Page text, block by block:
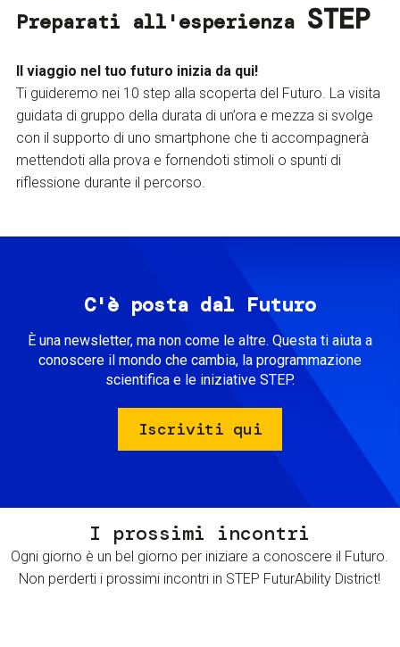
Preparati all'esperienza STEP
Il viaggio nel tuo futuro inizia da qui!
Ti guideremo nei 10 step alla scoperta del Futuro. La visita
guidata di gruppo della durata di un’ora e mezza si svolge
con il supporto di uno smartphone che ti accompagnerà
mettendoti alla prova e fornendoti stimoli o spunti di
riflessione durante il percorso.
C'è posta dal Futuro
È una newsletter, ma non come le altre. Questa ti aiuta a
conoscere il mondo che cambia, la programmazione
scientifica e le iniziative STEP.
Iscriviti qui
I prossimi incontri
Ogni giorno è un bel giorno per iniziare a conoscere il Futuro.
Non perderti i prossimi incontri in STEP FuturAbility District!